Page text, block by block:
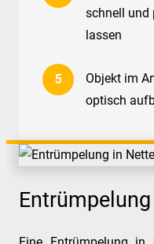
schnell und
lassen
Objekt im
optisch